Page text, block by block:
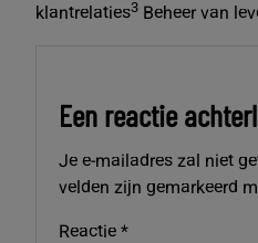
klantrelaties3 Beheer van
Een reactie
Je e-mailadres zal niet
velden zijn gemarkeerd
Reactie *